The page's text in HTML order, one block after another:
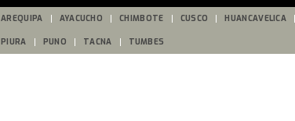
AREQUIPA AYACUCHO CHIMBOTE CUSCO HUANCAVELICA
PIURA PUNO TACNA TUMBES